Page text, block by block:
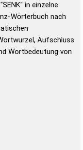
in einzelne
Wörterbuch nach
Aufschluss
Wortbedeutung von